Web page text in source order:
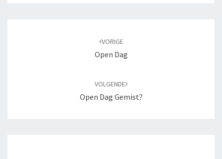
VORIGE
Open Dag
VOLGENDE
Open Dag Gemist?